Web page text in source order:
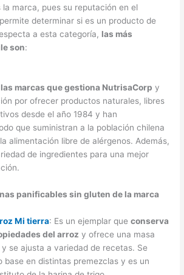
la marca, pues su reputación en el
determinar si es un producto de
a esta categoría, las más
son:
marcas que gestiona NutrisaCorp y
por ofrecer productos naturales, libres
desde el año 1984 y han
que suministran a la población chilena
alimentación libre de alérgenos. Además,
de ingredientes para una mejor
panificables sin gluten de la marca
Mi tierra: Es un ejemplar queconserva
del arroz y ofrece una masa
se ajusta a variedad de recetas. Se
base en distintas premezclas y es un